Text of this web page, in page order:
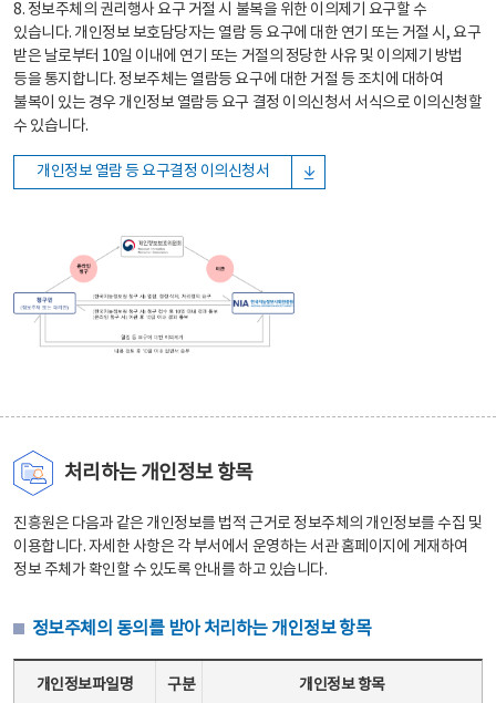
8. 정보주체의 권리행사 요구 거절 시 불복을 위한 이의제기 요구할 수
있습니다. 개인정보 보호담당자는 열람 등 요구에 대한 연기 또는 거절 시, 요구
받은 날로부터 10일 이내에 연기 또는 거절의 정당한 사유 및 이의제기 방법
등을 통지합니다. 정보주체는 열람등 요구에 대한 거절 등 조치에 대하여
불복이 있는 경우 개인정보 열람등 요구 결정 이의신청서 서식으로 이의신청할
수 있습니다.
개인정보 열람 등 요구결정 이의신청서
처리하는 개인정보 항목
진흥원은 다음과 같은 개인정보를 법적 근거로 정보주체의 개인정보를 수집 및
이용합니다. 자세한 사항은 각 부서에서 운영하는 서관 홈페이지에 게재하여
정보 주체가 확인할 수 있도록 안내를 하고 있습니다.
정보주체의 동의를 받아 처리하는 개인정보 항목
개인정보파일명 구분 개인정보 항목